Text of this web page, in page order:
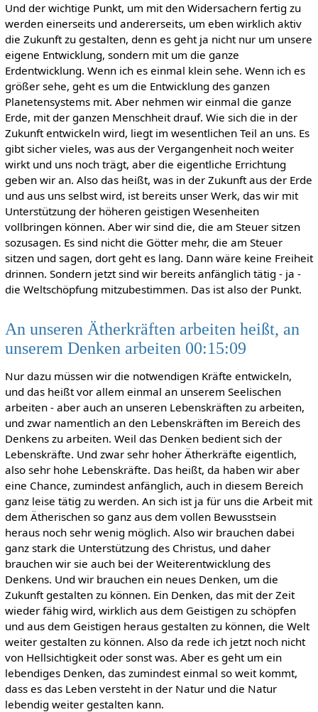
Und der wichtige Punkt, um mit den Widersachern fertig zu
werden einerseits und andererseits, um eben wirklich aktiv
die Zukunft zu gestalten, denn es geht ja nicht nur um unsere
eigene Entwicklung, sondern mit um die ganze
Erdentwicklung. Wenn ich es einmal klein sehe. Wenn ich es
größer sehe, geht es um die Entwicklung des ganzen
Planetensystems mit. Aber nehmen wir einmal die ganze
Erde, mit der ganzen Menschheit drauf. Wie sich die in der
Zukunft entwickeln wird, liegt im wesentlichen Teil an uns. Es
gibt sicher vieles, was aus der Vergangenheit noch weiter
wirkt und uns noch trägt, aber die eigentliche Errichtung
geben wir an. Also das heißt, was in der Zukunft aus der Erde
und aus uns selbst wird, ist bereits unser Werk, das wir mit
Unterstützung der höheren geistigen Wesenheiten
vollbringen können. Aber wir sind die, die am Steuer sitzen
sozusagen. Es sind nicht die Götter mehr, die am Steuer
sitzen und sagen, dort geht es lang. Dann wäre keine Freiheit
drinnen. Sondern jetzt sind wir bereits anfänglich tätig - ja -
die Weltschöpfung mitzubestimmen. Das ist also der Punkt.
An unseren Ätherkräften arbeiten heißt, an
unserem Denken arbeiten 00:15:09
Nur dazu müssen wir die notwendigen Kräfte entwickeln,
und das heißt vor allem einmal an unserem Seelischen
arbeiten - aber auch an unseren Lebenskräften zu arbeiten,
und zwar namentlich an den Lebenskräften im Bereich des
Denkens zu arbeiten. Weil das Denken bedient sich der
Lebenskräfte. Und zwar sehr hoher Ätherkräfte eigentlich,
also sehr hohe Lebenskräfte. Das heißt, da haben wir aber
eine Chance, zumindest anfänglich, auch in diesem Bereich
ganz leise tätig zu werden. An sich ist ja für uns die Arbeit mit
dem Ätherischen so ganz aus dem vollen Bewusstsein
heraus noch sehr wenig möglich. Also wir brauchen dabei
ganz stark die Unterstützung des Christus, und daher
brauchen wir sie auch bei der Weiterentwicklung des
Denkens. Und wir brauchen ein neues Denken, um die
Zukunft gestalten zu können. Ein Denken, das mit der Zeit
wieder fähig wird, wirklich aus dem Geistigen zu schöpfen
und aus dem Geistigen heraus gestalten zu können, die Welt
weiter gestalten zu können. Also da rede ich jetzt noch nicht
von Hellsichtigkeit oder sonst was. Aber es geht um ein
lebendiges Denken, das zumindest einmal so weit kommt,
dass es das Leben versteht in der Natur und die Natur
lebendig weiter gestalten kann.